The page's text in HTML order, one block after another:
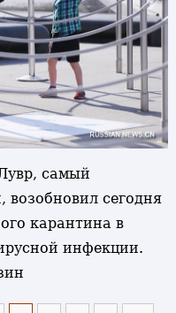
самый
сегодня
карантина в
инфекции.